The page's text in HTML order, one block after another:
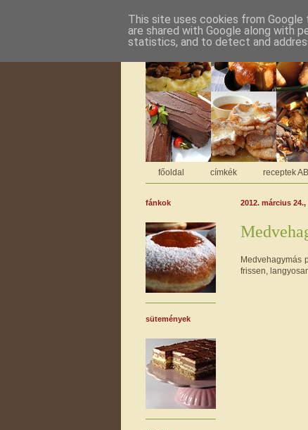
főoldal címkék receptek
2012. március
Medvehagymás
frissen,
fánkok
sütemények
This site uses cookies from
are shared with Google along with
statistics, and to detect and